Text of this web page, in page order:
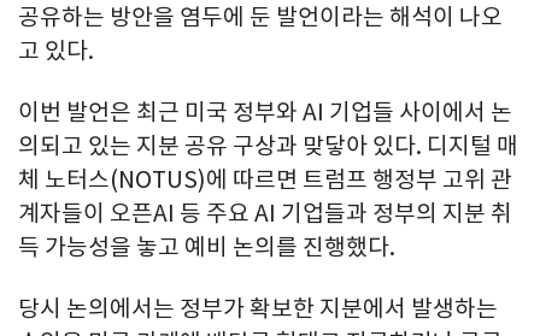
공유하는 방안을 염두에 둔 발언이라는 해석이 나오
고 있다.
이번 발언은 최근 미국 정부와 AI 기업들 사이에서 논
의되고 있는 지분 공유 구상과 맞닿아 있다. 디지털 매
체 노터스(NOTUS)에 따르면 트럼프 행정부 고위 관
계자들이 오픈AI 등 주요 AI 기업들과 정부의 지분 취
득 가능성을 놓고 예비 논의를 진행했다.
당시 논의에서는 정부가 확보한 지분에서 발생하는